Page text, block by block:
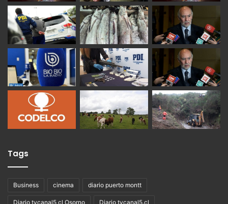
Tags
Business cinema diario puerto montt
Diario tvcanal5 cl Osorno Diario tvcanal5.cl